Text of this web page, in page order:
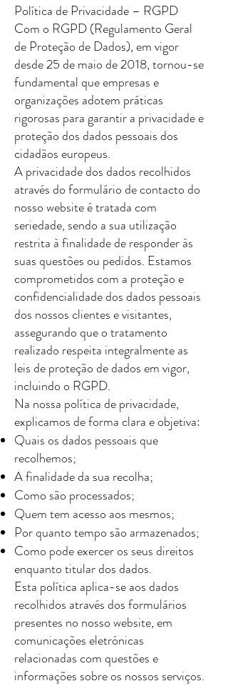
Política de Privacidade – RGPD
Com o RGPD (Regulamento Geral
de Proteção de Dados), em vigor
desde 25 de maio de 2018, tornou-se
fundamental que empresas e
organizações adotem práticas
rigorosas para garantir a privacidade e
proteção dos dados pessoais dos
cidadãos europeus.
A privacidade dos dados recolhidos
através do formulário de contacto do
nosso website é tratada com
seriedade, sendo a sua utilização
restrita à finalidade de responder às
suas questões ou pedidos. Estamos
comprometidos com a proteção e
confidencialidade dos dados pessoais
dos nossos clientes e visitantes,
assegurando que o tratamento
realizado respeita integralmente as
leis de proteção de dados em vigor,
incluindo o RGPD.
Na nossa política de privacidade,
explicamos de forma clara e objetiva:
Quais os dados pessoais que
recolhemos;
A finalidade da sua recolha;
Como são processados;
Quem tem acesso aos mesmos;
Por quanto tempo são armazenados;
Como pode exercer os seus direitos
enquanto titular dos dados.
Esta política aplica-se aos dados
recolhidos através dos formulários
presentes no nosso website, em
comunicações eletrónicas
relacionadas com questões e
informações sobre os nossos serviços.